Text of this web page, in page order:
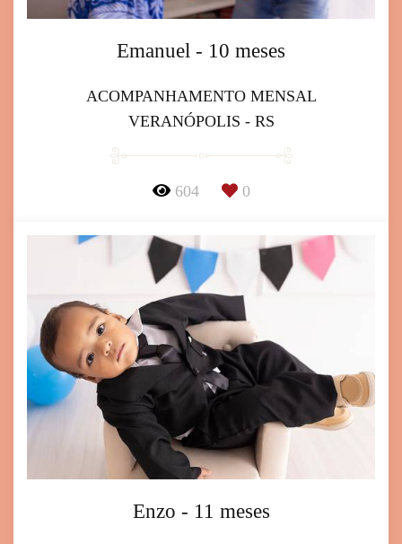
Emanuel - 10 meses
ACOMPANHAMENTO MENSAL
VERANÓPOLIS - RS
604 0
Enzo - 11 meses